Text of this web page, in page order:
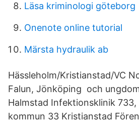
Läsa kriminologi göteborg
Onenote online tutorial
Märsta hydraulik ab
Hässleholm/Kristianstad/VC
Falun, Jönköping och
Halmstad Infektionsklinik 733,
kommun 33 Kristianstad